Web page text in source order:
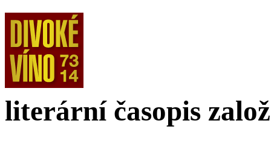
literární časopis